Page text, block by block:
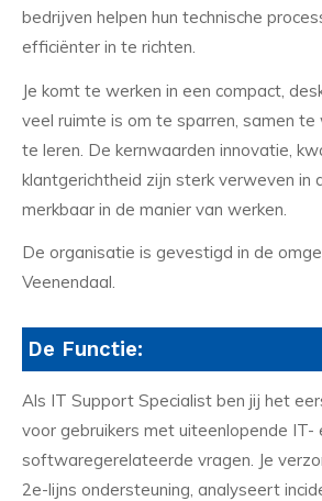
bedrijven helpen hun technische
efficiënter in te richten.
Je komt te werken in een compact,
veel ruimte is om te sparren, samen te
te leren. De kernwaarden innovatie,
klantgerichtheid zijn sterk verweven in
merkbaar in de manier van werken.
De organisatie is gevestigd in de
Veenendaal.
De Functie:
Als IT Support Specialist ben jij het
voor gebruikers met uiteenlopende IT-
softwaregerelateerde vragen. Je
2e-lijns ondersteuning, analyseert